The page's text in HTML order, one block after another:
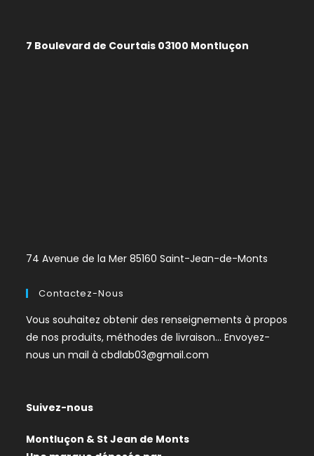
7 Boulevard de Courtais 03100 Montluçon
74 Avenue de la Mer 85160 Saint-Jean-de-Monts
Contactez-Nous
Vous souhaitez obtenir des renseignements à propos
de nos produits, méthodes de livraison… Envoyez-
nous un mail àcbdlab03@gmail.com
Suivez-nous
Montluçon & St Jean de Monts